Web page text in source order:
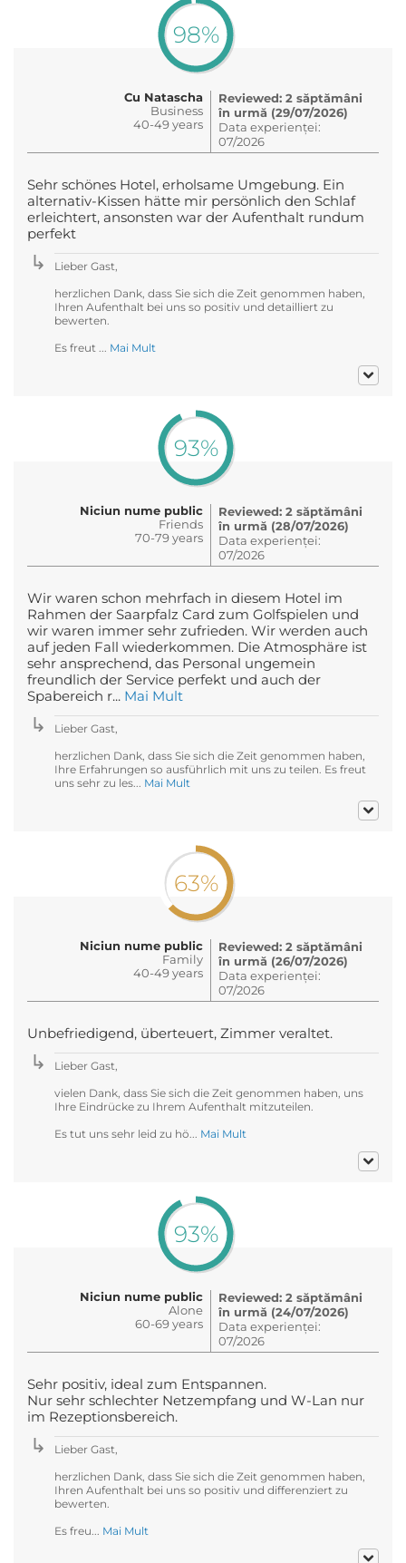
98%
Cu Natascha
Business
40-49 years
Reviewed: 2 săptămâni
în urmă (29/07/2026)
Data experienței:
07/2026
Sehr schönes Hotel, erholsame Umgebung. Ein
alternativ-Kissen hätte mir persönlich den Schlaf
erleichtert, ansonsten war der Aufenthalt rundum
perfekt
Lieber Gast,
herzlichen Dank, dass Sie sich die Zeit genommen haben,
Ihren Aufenthalt bei uns so positiv und detailliert zu
bewerten.
Es freut ... Mai Mult
93%
Niciun nume public
Friends
70-79 years
Reviewed: 2 săptămâni
în urmă (28/07/2026)
Data experienței:
07/2026
Wir waren schon mehrfach in diesem Hotel im
Rahmen der Saarpfalz Card zum Golfspielen und
wir waren immer sehr zufrieden. Wir werden auch
auf jeden Fall wiederkommen. Die Atmosphäre ist
sehr ansprechend, das Personal ungemein
freundlich der Service perfekt und auch der
Spabereich r... Mai Mult
Lieber Gast,
herzlichen Dank, dass Sie sich die Zeit genommen haben,
Ihre Erfahrungen so ausführlich mit uns zu teilen. Es freut
uns sehr zu les... Mai Mult
63%
Niciun nume public
Family
40-49 years
Reviewed: 2 săptămâni
în urmă (26/07/2026)
Data experienței:
07/2026
Unbefriedigend, überteuert, Zimmer veraltet.
Lieber Gast,
vielen Dank, dass Sie sich die Zeit genommen haben, uns
Ihre Eindrücke zu Ihrem Aufenthalt mitzuteilen.
Es tut uns sehr leid zu hö... Mai Mult
93%
Niciun nume public
Alone
60-69 years
Reviewed: 2 săptămâni
în urmă (24/07/2026)
Data experienței:
07/2026
Sehr positiv, ideal zum Entspannen.
Nur sehr schlechter Netzempfang und W-Lan nur
im Rezeptionsbereich.
Lieber Gast,
herzlichen Dank, dass Sie sich die Zeit genommen haben,
Ihren Aufenthalt bei uns so positiv und differenziert zu
bewerten.
Es freu... Mai Mult